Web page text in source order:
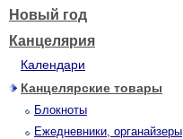
Новый год
Канцелярия
Календари
Канцелярские товары
Блокноты
Ежедневники, органайзеры